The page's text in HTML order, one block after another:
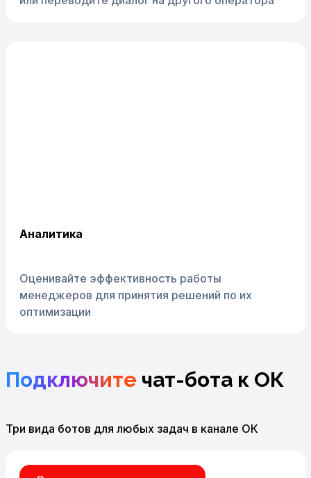
Аналитика
Оценивайте эффективность работы
менеджеров для принятия решений по их
оптимизации
Подключите чат-бота к ОК
Три вида ботов для любых задач в канале ОК